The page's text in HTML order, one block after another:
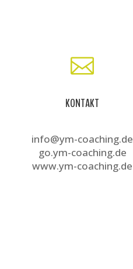

KONTAKT
info@ym-coaching.de
go.ym-coaching.de
www.ym-coaching.de